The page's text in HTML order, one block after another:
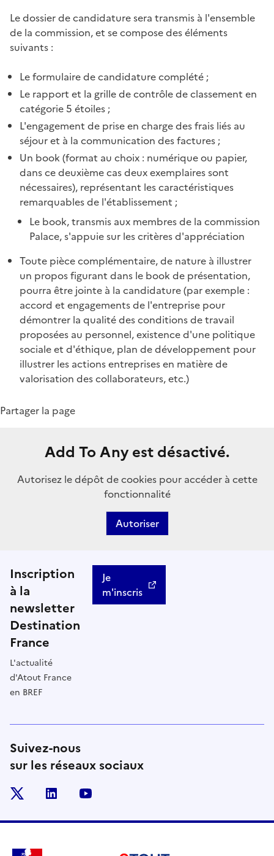
Le dossier de candidature sera transmis à l'ensemble
de la commission, et se compose des éléments
suivants :
Le formulaire de candidature complété ;
Le rapport et la grille de contrôle de classement en
catégorie 5 étoiles ;
L'engagement de prise en charge des frais liés au
séjour et à la communication des factures ;
Un book (format au choix : numérique ou papier,
dans ce deuxième cas deux exemplaires sont
nécessaires), représentant les caractéristiques
remarquables de l'établissement ;
Le book, transmis aux membres de la commission
Palace, s'appuie sur les critères d'appréciation
Toute pièce complémentaire, de nature à illustrer
un propos figurant dans le book de présentation,
pourra être jointe à la candidature (par exemple :
accord et engagements de l'entreprise pour
démontrer la qualité des conditions de travail
proposées au personnel, existence d'une politique
sociale et d'éthique, plan de développement pour
illustrer les actions entreprises en matière de
valorisation des collaborateurs, etc.)
Partager la page
Add To Any est désactivé.
Autorisez le dépôt de cookies pour accéder à cette
fonctionnalité
Autoriser
Inscription
à la
newsletter
Destination
France
L'actualité
d'Atout France
en BREF
Je
m'inscris
Suivez-nous
sur les réseaux sociaux
linkedin